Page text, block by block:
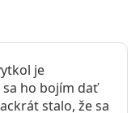
je
ho bojím dať
stalo, že sa